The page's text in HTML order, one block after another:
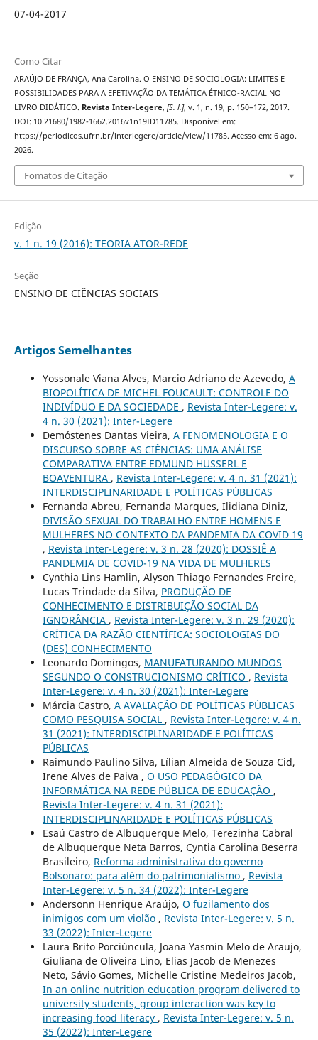
07-04-2017
Como Citar
ARAÚJO DE FRANÇA, Ana Carolina. O ENSINO DE SOCIOLOGIA: LIMITES E
POSSIBILIDADES PARA A EFETIVAÇÃO DA TEMÁTICA ÉTNICO-RACIAL NO
LIVRO DIDÁTICO. Revista Inter-Legere, [S. l.], v. 1, n. 19, p. 150–172, 2017.
DOI: 10.21680/1982-1662.2016v1n19ID11785. Disponível em:
https://periodicos.ufrn.br/interlegere/article/view/11785. Acesso em: 6 ago.
2026.
Fomatos de Citação
Edição
v. 1 n. 19 (2016): TEORIA ATOR-REDE
Seção
ENSINO DE CIÊNCIAS SOCIAIS
Artigos Semelhantes
Yossonale Viana Alves, Marcio Adriano de Azevedo, A
BIOPOLÍTICA DE MICHEL FOUCAULT: CONTROLE DO
INDIVÍDUO E DA SOCIEDADE , Revista Inter-Legere: v.
4 n. 30 (2021): Inter-Legere
Demóstenes Dantas Vieira, A FENOMENOLOGIA E O
DISCURSO SOBRE AS CIÊNCIAS: UMA ANÁLISE
COMPARATIVA ENTRE EDMUND HUSSERL E
BOAVENTURA , Revista Inter-Legere: v. 4 n. 31 (2021):
INTERDISCIPLINARIDADE E POLÍTICAS PÚBLICAS
Fernanda Abreu, Fernanda Marques, Ilidiana Diniz,
DIVISÃO SEXUAL DO TRABALHO ENTRE HOMENS E
MULHERES NO CONTEXTO DA PANDEMIA DA COVID 19
, Revista Inter-Legere: v. 3 n. 28 (2020): DOSSIÊ A
PANDEMIA DE COVID-19 NA VIDA DE MULHERES
Cynthia Lins Hamlin, Alyson Thiago Fernandes Freire,
Lucas Trindade da Silva, PRODUÇÃO DE
CONHECIMENTO E DISTRIBUIÇÃO SOCIAL DA
IGNORÂNCIA , Revista Inter-Legere: v. 3 n. 29 (2020):
CRÍTICA DA RAZÃO CIENTÍFICA: SOCIOLOGIAS DO
(DES) CONHECIMENTO
Leonardo Domingos, MANUFATURANDO MUNDOS
SEGUNDO O CONSTRUCIONISMO CRÍTICO , Revista
Inter-Legere: v. 4 n. 30 (2021): Inter-Legere
Márcia Castro, A AVALIAÇÃO DE POLÍTICAS PÚBLICAS
COMO PESQUISA SOCIAL , Revista Inter-Legere: v. 4 n.
31 (2021): INTERDISCIPLINARIDADE E POLÍTICAS
PÚBLICAS
Raimundo Paulino Silva, Lílian Almeida de Souza Cid,
Irene Alves de Paiva , O USO PEDAGÓGICO DA
INFORMÁTICA NA REDE PÚBLICA DE EDUCAÇÃO ,
Revista Inter-Legere: v. 4 n. 31 (2021):
INTERDISCIPLINARIDADE E POLÍTICAS PÚBLICAS
Esaú Castro de Albuquerque Melo, Terezinha Cabral
de Albuquerque Neta Barros, Cyntia Carolina Beserra
Brasileiro, Reforma administrativa do governo
Bolsonaro: para além do patrimonialismo , Revista
Inter-Legere: v. 5 n. 34 (2022): Inter-Legere
Andersonn Henrique Araújo, O fuzilamento dos
inimigos com um violão , Revista Inter-Legere: v. 5 n.
33 (2022): Inter-Legere
Laura Brito Porciúncula, Joana Yasmin Melo de Araujo,
Giuliana de Oliveira Lino, Elias Jacob de Menezes
Neto, Sávio Gomes, Michelle Cristine Medeiros Jacob,
In an online nutrition education program delivered to
university students, group interaction was key to
increasing food literacy , Revista Inter-Legere: v. 5 n.
35 (2022): Inter-Legere